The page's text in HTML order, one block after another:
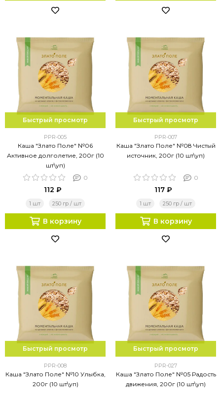
Быстрый просмотр
PPR-005
Каша "Злато Поле" №06
Активное долголетие, 200г (10
шт\уп)
0
112 ₽
1 шт 250 гр / шт
В корзину
Быстрый просмотр
PPR-007
Каша "Злато Поле" №08 Чистый
источник, 200г (10 шт\уп)
0
117 ₽
1 шт 250 гр / шт
В корзину
Быстрый просмотр
PPR-008
Каша "Злато Поле" №10 Улыбка,
200г (10 шт\уп)
Быстрый просмотр
PPR-027
Каша "Злато Поле" №05 Радость
движения, 200г (10 шт\уп)